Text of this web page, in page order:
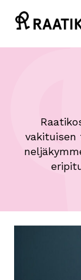
sisältöön
vakituisen